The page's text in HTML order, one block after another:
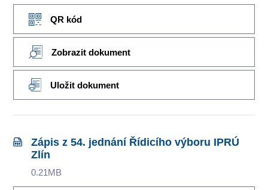
QR kód
Zobrazit dokument
Uložit dokument
Zápis z 54. jednání Řídicího výboru IPRÚ
Zlín
0.21MB